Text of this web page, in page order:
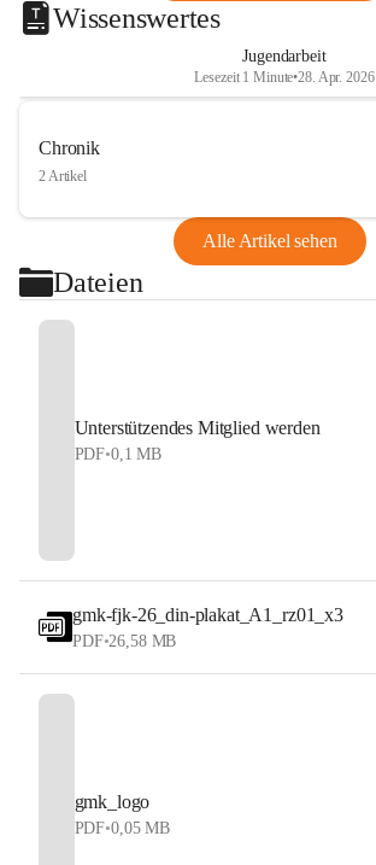
Wissenswertes
Jugendarbeit
Lesezeit 1 Minute•28. Apr. 2026
Chronik
2 Artikel
Alle Artikel sehen
Dateien
Unterstützendes Mitglied werden
PDF•0,1 MB
gmk-fjk-26_din-plakat_A1_rz01_x3
PDF•26,58 MB
gmk_logo
PDF•0,05 MB